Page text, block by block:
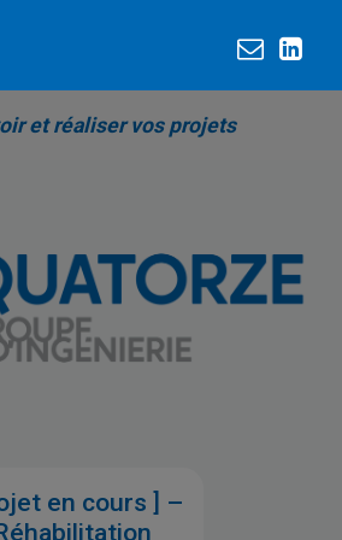
et réaliser vos projets
en cours ] –